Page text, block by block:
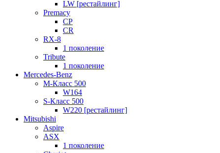
LW [рестайлинг]
Premacy
CP
CR
RX-8
1 поколение
Tribute
1 поколение
Mercedes-Benz
M-Класс 500
W164
S-Класс 500
W220 [рестайлинг]
Mitsubishi
Aspire
ASX
1 поколение